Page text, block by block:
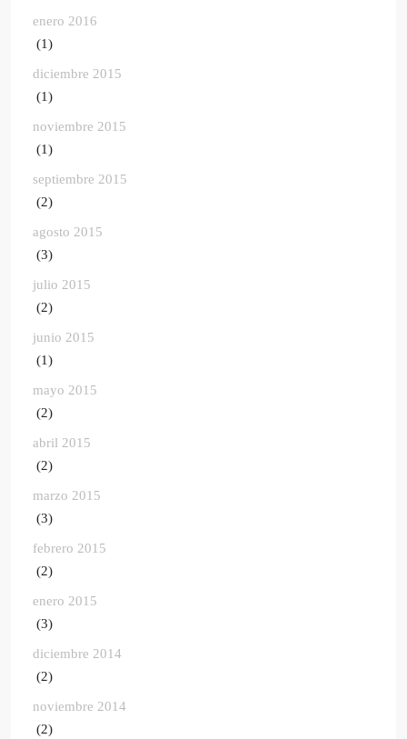
enero 2016
(1)
diciembre 2015
(1)
noviembre 2015
(1)
septiembre 2015
(2)
agosto 2015
(3)
julio 2015
(2)
junio 2015
(1)
mayo 2015
(2)
abril 2015
(2)
marzo 2015
(3)
febrero 2015
(2)
enero 2015
(3)
diciembre 2014
(2)
noviembre 2014
(2)